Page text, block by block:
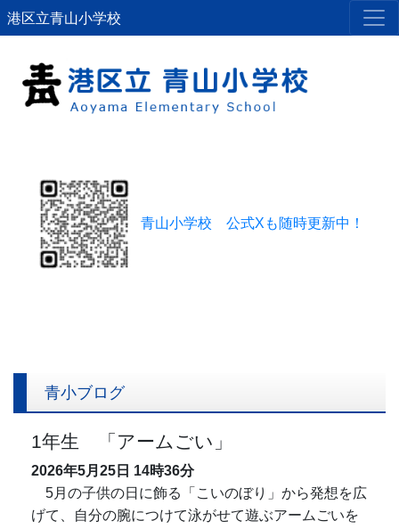
港区立青山小学校
青山小学校 公式Xも随時更新中！
青小ブログ
1年生 「アームごい」
2026年5月25日 14時36分
5月の子供の日に飾る「こいのぼり」から発想を広
げて、自分の腕につけて泳がせて遊ぶアームごいを